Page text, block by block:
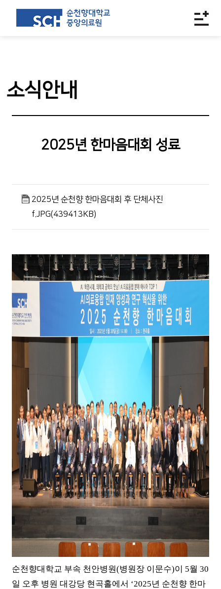
소식안내
2025년 한마음대회 성료
2025년 순천향 한마음대회 후 단체사진
f.JPG(439413KB)
순천향대학교 부속 천안병원(병원장 이문수)이 5월 30
일 오후 병원 대강당 현곡홀에서 ‘2025년 순천향 한마